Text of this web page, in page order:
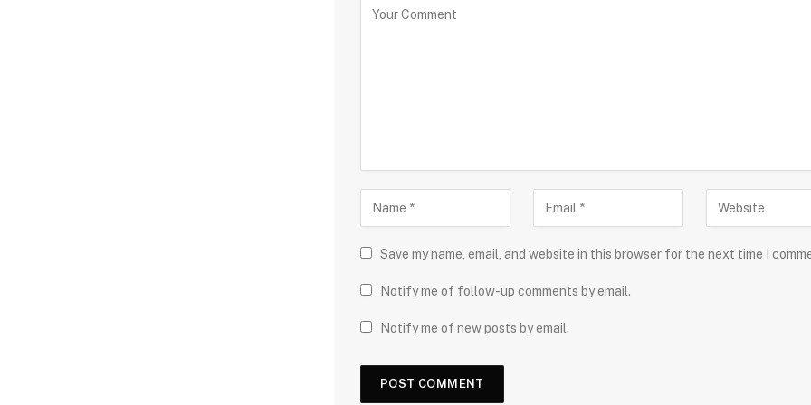
Save my name, email, and website in this browser for the next time I
Notify me of follow-up comments by email.
Notify me of new posts by email.